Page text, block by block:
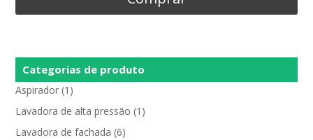
Categorias de produto
Aspirador (1)
Lavadora de alta pressão (1)
Lavadora de fachada (6)